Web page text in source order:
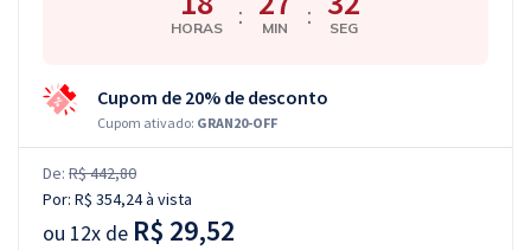
HORAS : MIN : SEG
Cupom de 20% de desconto
Cupom ativado: GRAN20-OFF
De: R$ 442,80
Por: R$ 354,24à vista
ou 12x de R$ 29,52